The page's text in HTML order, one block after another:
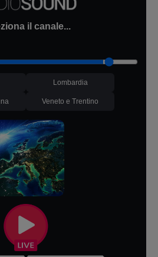
il canale...
Lombardia
Veneto e Trentino